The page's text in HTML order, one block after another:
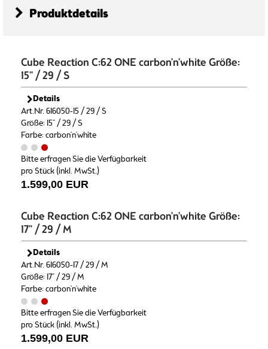
Produktdetails
Cube Reaction C:62 ONE carbon'n'white Größe:
15" / 29 / S
Details
Art.Nr. 616050-15 / 29 / S
Größe: 15" / 29 / S
Farbe: carbon'n'white
Bitte erfragen Sie die Verfügbarkeit
pro Stück (inkl. MwSt.)
1.599,00 EUR
Cube Reaction C:62 ONE carbon'n'white Größe:
17" / 29 / M
Details
Art.Nr. 616050-17 / 29 / M
Größe: 17" / 29 / M
Farbe: carbon'n'white
Bitte erfragen Sie die Verfügbarkeit
pro Stück (inkl. MwSt.)
1.599,00 EUR